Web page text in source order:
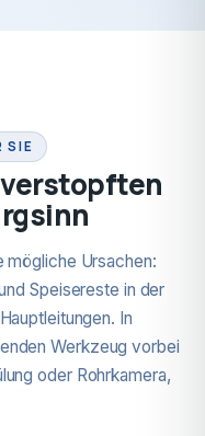
SIE
mögliche Ursachen:
Speisereste in der
In
Werkzeug vorbei
oder Rohrkamera,